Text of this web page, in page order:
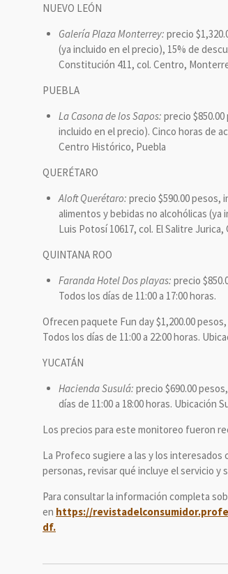
NUEVO LEÓN
Galería Plaza Monterrey: precio
(ya incluido en el precio), 15% de
Constitución 411, col. Centro,
PUEBLA
La Casona de los Sapos: precio
incluido en el precio). Cinco horas de
Centro Histórico, Puebla
QUERÉTARO
Aloft Querétaro: precio $590.00 pesos,
alimentos y bebidas no alcohólicas (ya
Luis Potosí 10617, col. El Salitre
QUINTANA ROO
Faranda Hotel Dos playas: precio
Todos los días de 11:00 a 17:00 horas.
Ofrecen paquete Fun day $1,200.00
Todos los días de 11:00 a 22:00 horas.
YUCATÁN
Hacienda Susulá: precio $690.00
días de 11:00 a 18:00 horas. Ubicación
Los precios para este monitoreo fueron
La Profeco sugiere a las y los
personas, revisar qué incluye el servicio y
Para consultar la información completa
en https://
df.